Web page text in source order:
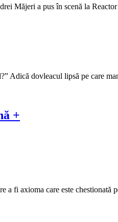
a pus în scenă la
Adică dovleacul lipsă pe care
+
a fi axioma care este